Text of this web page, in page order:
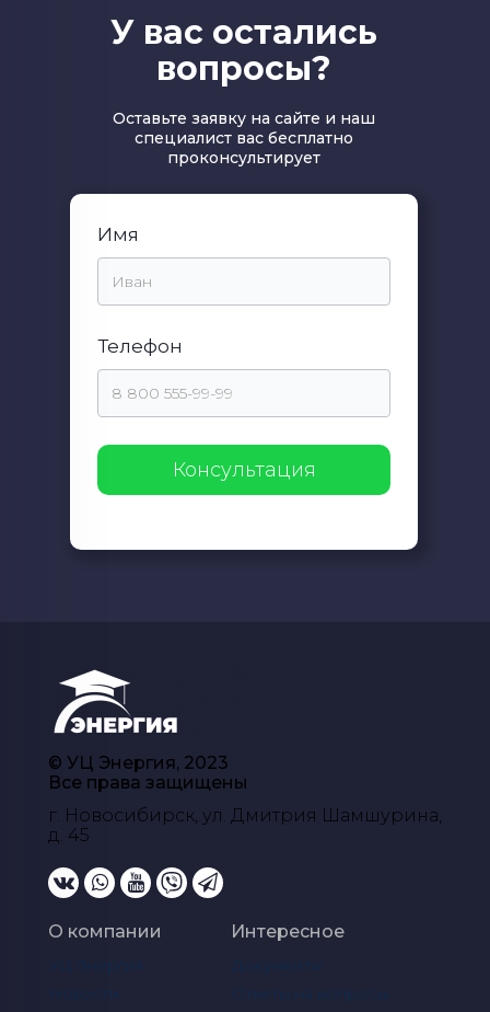
У вас остались
вопросы?
Оставьте заявку на сайте и наш
специалист вас бесплатно
проконсультирует
Имя
Телефон
© УЦ Энергия, 2023
Все права защищены
г. Новосибирск, ул. Дмитрия Шамшурина,
д. 45
Интересное
Документы
Ответы на вопросы
О компании
УЦ Энергия
Новости